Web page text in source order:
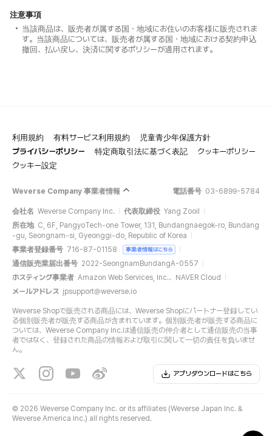
注意事項
当該商品は、販売者が属する国・地域にお住いのお客様に販売されま
す。当該商品については、販売者が属する国・地域における契約申込
撤回、払い戻し、決済に関するポリシーが適用されます。
利用規約 有料サービス利用規約
児童青少年保護方針
プライバシーポリシー
特定商取引法に基づく表記
クッキーポリシー
クッキー設定
Weverse Company 事業者情報 電話番号 03-6899-5784
会社名 Weverse Company Inc. 代表取締役 Yang Zooil
所在地 C, 6F, PangyoTech-one Tower, 131, Bundangnaegok-ro, Bundang
-gu, Seongnam-si, Gyeonggi-do, Republic of Korea
事業者登録番号 716-87-01158 事業者情報はこちら
通信販売業届出番号 2022-SeongnamBundangA-0557
ホスティング事業者 Amazon Web Services, Inc.、NAVER Cloud
メールアドレス jpsupport@weverse.io
Weverse Shopで販売される商品には、Weverse Shopにパートナー登録してい
る個別販売者が販売する商品が含まれています。個別販売者が販売する商品に
ついては、Weverse Company Inc.は通信販売の仲介者として通信販売の当事
者ではなく、登録された商品の情報および取引に関して一切の責任を負いませ
ん。
アプリダウンロードはこちら
© 2026 Weverse Company Inc. or its affiliates (Weverse Japan Inc. &
Weverse America Inc.) all rights reserved.